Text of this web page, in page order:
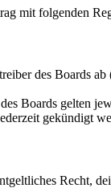
mit folgenden
des Boards
Boards gelten
gekündigt
Recht,